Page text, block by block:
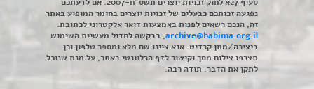
נפגעה זכותכם כבעלים של זכויות יוצרים בחומר המופיע באתר
זה, הנכם רשאים לפנות באמצעות דואר אלקטרוני לכתובת:
archive@habima.org.il, בבקשה לחדול מעשיית השימוש
ביצירה/מתן קרדיט. אנא ציינו שם מלא ומספר טלפון וכן
תצרפו צילום מסך וקישור לדף הרלוונטי באתר, על מנת שנוכל
לתקן את הדבר. תודה רבה.